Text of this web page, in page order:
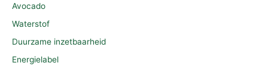
Avocado
Waterstof
Duurzame inzetbaarheid
Energielabel